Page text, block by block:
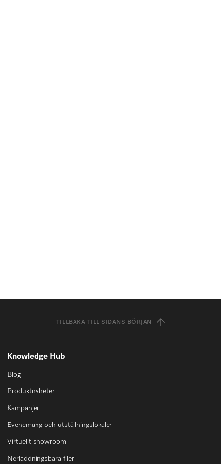
TILLBAKA TILL SIDANS BÖRJAN
Knowledge Hub
Blog
Produktnyheter
Kampanjer
Evenemang och utställningslokaler
Virtuellt showroom
Nerladdningsbara filer